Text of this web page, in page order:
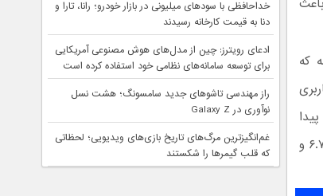
که
کرده است. منابع چینی می‌گویند اوپو در تلاش است بتواند گزینه‌های نمایشگر بیشتری از ۶.۷ و
خداحافظی با سودهای میلیونی در بازار خودرو؛ رانا، تارا و
دنا به قیمت کارخانه رسیدند
ادعای رویترز: چین از مدل‌های هوش مصنوعی آمریکایی
برای توسعه سامانه‌های نظامی خود استفاده کرده است
راز مهندسی تاشوهای جدید سامسونگ؛ هشت نسل
نوآوری در Galaxy Z
غم‌انگیزترین مرگ‌های تاریخ بازی‌های ویدیویی؛ لحظاتی
که قلب گیمرها را شکستند